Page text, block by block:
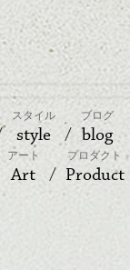
スタイル
style
ブログ
blog
アート
Art
プロダクト
Product